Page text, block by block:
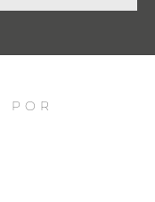
POR